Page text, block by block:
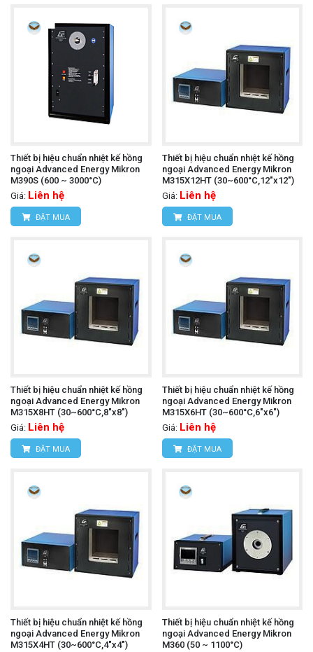
Thiết bị hiệu chuẩn nhiệt kế hồng
ngoại Advanced Energy Mikron
M390S (600 ~ 3000°C)
Giá: Liên hệ
ĐẶT MUA
Thiết bị hiệu chuẩn nhiệt kế hồng
ngoại Advanced Energy Mikron
M315X12HT (30~600°C,12"x12")
Giá: Liên hệ
ĐẶT MUA
Thiết bị hiệu chuẩn nhiệt kế hồng
ngoại Advanced Energy Mikron
M315X8HT (30~600°C,8"x8")
Giá: Liên hệ
ĐẶT MUA
Thiết bị hiệu chuẩn nhiệt kế hồng
ngoại Advanced Energy Mikron
M315X6HT (30~600°C,6"x6")
Giá: Liên hệ
ĐẶT MUA
Thiết bị hiệu chuẩn nhiệt kế hồng
ngoại Advanced Energy Mikron
M315X4HT (30~600°C,4"x4")
Thiết bị hiệu chuẩn nhiệt kế hồng
ngoại Advanced Energy Mikron
M360 (50 ~ 1100°C)